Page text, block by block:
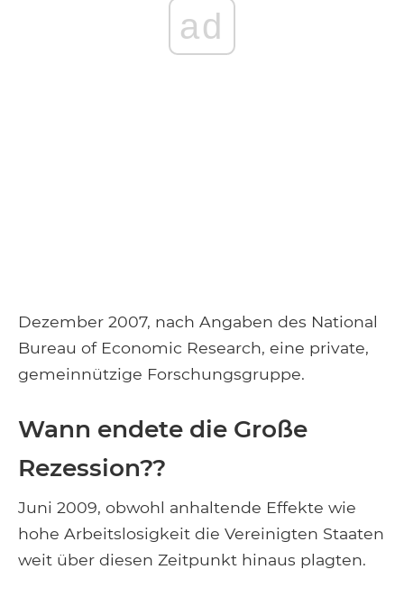
ad
Dezember 2007, nach Angaben des National
Bureau of Economic Research, eine private,
gemeinnützige Forschungsgruppe.
Wann endete die Große
Rezession??
Juni 2009, obwohl anhaltende Effekte wie
hohe Arbeitslosigkeit die Vereinigten Staaten
weit über diesen Zeitpunkt hinaus plagten.